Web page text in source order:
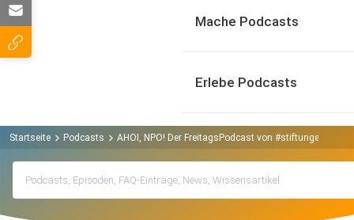
Mache Podcasts
Erlebe Podcasts
Startseite Podcasts AHOI, NPO! Der FreitagsPodcast von